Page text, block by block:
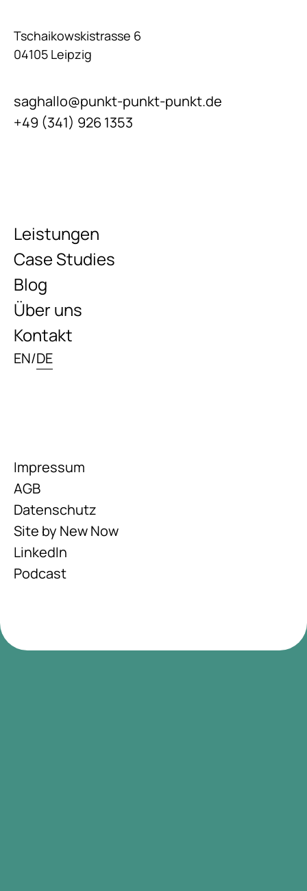
Tschaikowskistrasse 6
04105 Leipzig
saghallo@punkt-punkt-punkt.de
+49 (341) 926 1353
Leistungen
Case Studies
Blog
Über uns
Kontakt
EN/DE
Impressum
AGB
Datenschutz
Site by New Now
LinkedIn
Podcast